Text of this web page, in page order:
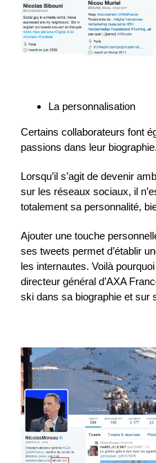
La personnalisation
Certains collaborateurs font
passions dans leur biographie.
Lorsqu’il s’agit de devenir
sur les réseaux sociaux, il
totalement sa personnalité,
Ajouter une touche
ses tweets permet d’établir
les internautes. Voilà
directeur général d’AXA
ski dans sa biographie et sur